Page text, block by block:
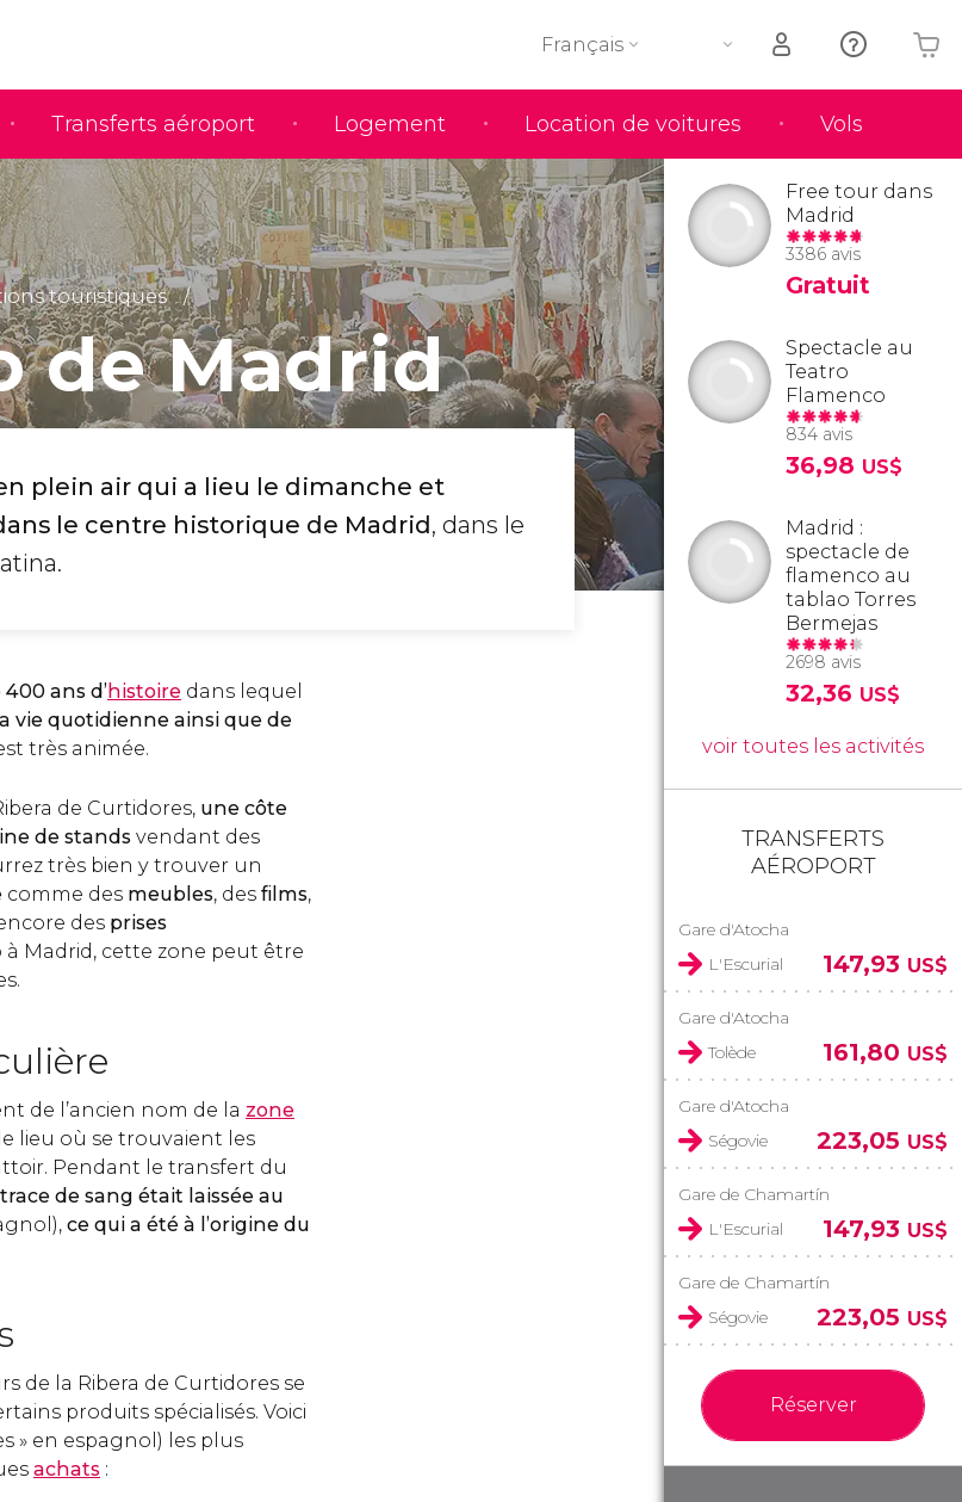
Transferts aéroport Logement Location de voitures Vols
Français
Votre panier est vide
touristiques
de Madrid
plein air qui a lieu le dimanche et
le centre historique de Madrid, dans le
ans d’histoire dans lequel
vie quotidienne ainsi que de
très animée.
de Curtidores, une côte
de stands vendant des
très bien y trouver un
comme des meubles, des films,
des prises
à Madrid, cette zone peut être
de l’ancien nom de la zone
lieu où se trouvaient les
Pendant le transfert du
de sang était laissée au
ce qui a été à l’origine du
de la Ribera de Curtidores se
produits spécialisés. Voici
» en espagnol) les plus
achats :
Free tour dans
Madrid
3386 avis
Gratuit
Spectacle au
Teatro
Flamenco
834 avis
36,98 US$
Madrid :
spectacle de
flamenco au
tablao Torres
Bermejas
2698 avis
32,36 US$
voir toutes les activités
TRANSFERTS
AÉROPORT
Gare d'Atocha
L'Escurial
147,93 US$
Gare d'Atocha
Tolède
161,80 US$
Gare d'Atocha
Ségovie
223,05 US$
Gare de Chamartín
L'Escurial
147,93 US$
Gare de Chamartín
Ségovie
223,05 US$
Réserver